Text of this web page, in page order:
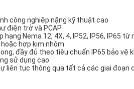
công nghiệp nặng kỹ thuật cao
điện trở và PCAP
Nema 12, 4X, 4, IP52, IP56, IP65 từ
hợp kim nhôm
đầy đủ theo tiêu chuẩn IP65 bảo vệ
sử dụng cao
liên tục thông qua tất cả các giai đoạn